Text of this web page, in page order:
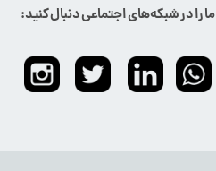
ما را در شبکه‌های اجتماعی دنبال کنید: